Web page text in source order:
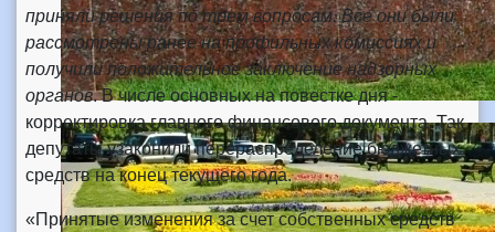
приняли решения по трем вопросам. Все они были
рассмотрены ранее на профильных комиссиях и
получили положительное заключение надзорных
органов. В числе основных на повестке дня -
корректировка главного финансового документа. Так
депутаты узаконили перераспределение бюджетных
средств на конец текущего года.
«Принятые изменения за счет собственных средств